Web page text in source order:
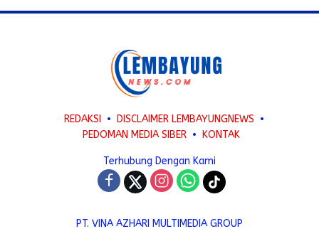
REDAKSI
DISCLAIMER LEMBAYUNGNEWS
PEDOMAN MEDIA SIBER
KONTAK
Terhubung Dengan Kami
PT. VINA AZHARI MULTIMEDIA GROUP